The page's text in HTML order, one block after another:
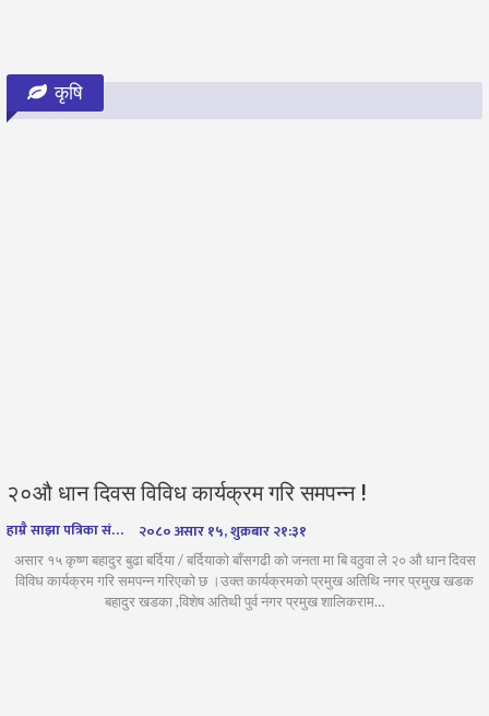
कृषि
२०औ धान दिवस विविध कार्यक्रम गरि समपन्न !
हाम्रै साझा पत्रिका संवाददाता २०८० असार १५, शुक्रबार २१:३१
असार १५ कृष्ण बहादुर बुढा बर्दिया / बर्दियाको बाँसगढी को जनता मा बि वठुवा ले २० औ धान दिवस
विविध कार्यक्रम गरि समपन्न गरिएको छ ।उक्त कार्यक्रमको प्रमुख अतिथि नगर प्रमुख खडक
बहादुर खडका ,विशेष अतिथी पुर्व नगर प्रमुख शालिकराम…